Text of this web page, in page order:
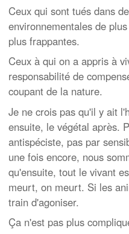
Ceux qui sont tués dans
environnementales de
plus frappantes.
Ceux à qui on a appris à
responsabilité de
coupant de la nature.
Je ne crois pas qu'il y ait
ensuite, le végétal après.
antispéciste, pas par
une fois encore, nous
qu'ensuite, tout le vivant
meurt, on meurt. Si les
train d'agoniser.
Ça n'est pas plus